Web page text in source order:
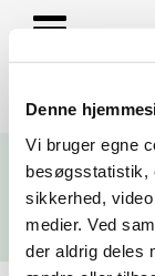
Denne
Vi bruger egne
besøgsstatistik,
sikkerhed,
medier. Ved
der aldrig deles
Se resultater fra
fire
Søg på adresse,